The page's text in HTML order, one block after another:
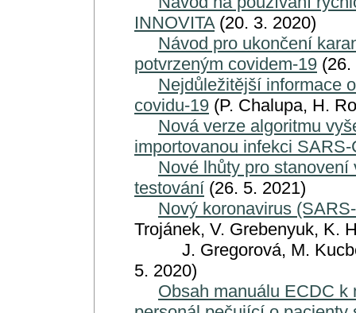
INNOVITA(20. 3. 2020)
Návod pro ukončení
potvrzeným covidem-19 (26.
Nejdůležitější informace
covidu-19 (P. Chalupa, H.
Nová verze algoritmu
importovanou infekci SARS-
Nové lhůty pro
testování (26. 5. 2021)
Nový koronavirus
Trojánek, V. Grebenyuk, K.
J. Gregorová, M.
5. 2020)
Obsah manuálu ECDC k